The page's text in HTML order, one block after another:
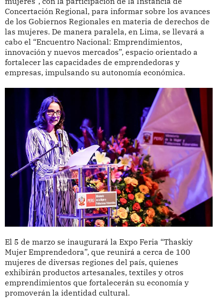
Concertación Regional, para informar sobre los avances
de los Gobiernos Regionales en materia de derechos de
las mujeres. De manera paralela, en Lima, se llevará a
cabo el “Encuentro Nacional: Emprendimientos,
innovación y nuevos mercados”, espacio orientado a
fortalecer las capacidades de emprendedoras y
empresas, impulsando su autonomía económica.
El 5 de marzo se inaugurará la Expo Feria “Thaskiy
Mujer Emprendedora”, que reunirá a cerca de 100
mujeres de diversas regiones del país, quienes
exhibirán productos artesanales, textiles y otros
emprendimientos que fortalecerán su economía y
promoverán la identidad cultural.